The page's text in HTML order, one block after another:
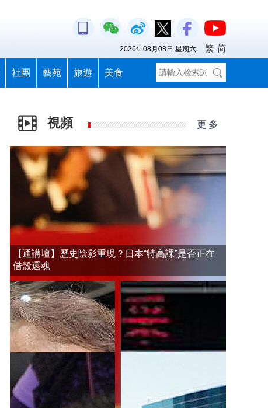
社團 藝苑 旅遊 美食
2026年08月08日 星期六 繁 简
視頻 更 多
【通講壇】歷史陰影重現？日本“特高課”是否正在
借殼還魂